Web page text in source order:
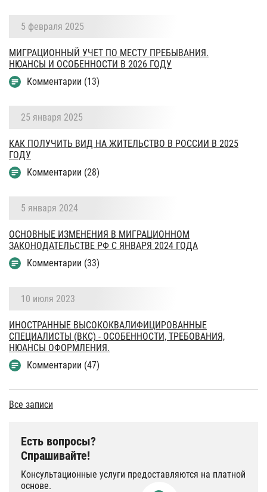
5 февраля 2025
МИГРАЦИОННЫЙ УЧЕТ ПО МЕСТУ ПРЕБЫВАНИЯ.
НЮАНСЫ И ОСОБЕННОСТИ В 2026 ГОДУ
Комментарии (13)
25 января 2025
КАК ПОЛУЧИТЬ ВИД НА ЖИТЕЛЬСТВО В РОССИИ В 2025
ГОДУ
Комментарии (28)
5 января 2024
ОСНОВНЫЕ ИЗМЕНЕНИЯ В МИГРАЦИОННОМ
ЗАКОНОДАТЕЛЬСТВЕ РФ С ЯНВАРЯ 2024 ГОДА
Комментарии (33)
10 июля 2023
ИНОСТРАННЫЕ ВЫСОКОКВАЛИФИЦИРОВАННЫЕ
СПЕЦИАЛИСТЫ (ВКС) - ОСОБЕННОСТИ, ТРЕБОВАНИЯ,
НЮАНСЫ ОФОРМЛЕНИЯ.
Комментарии (47)
Все записи
Есть вопросы?
Спрашивайте!
Консультационные услуги предоставляются на платной
основе.